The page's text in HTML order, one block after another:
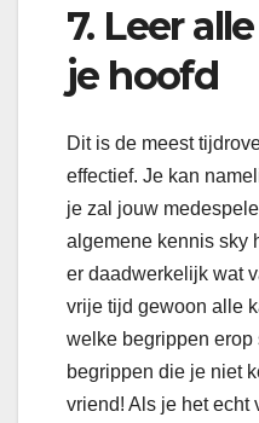
7. Leer
je hoofd
Dit is de meest
effectief. Je kan
je zal jouw
algemene kennis sky
er daadwerkelijk wat
vrije tijd gewoon alle
welke begrippen erop
begrippen die je niet
vriend! Als je het echt